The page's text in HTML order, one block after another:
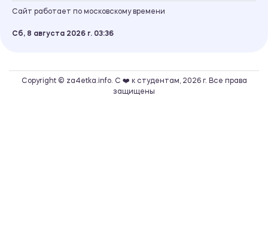
Сайт работает по московскому времени
Сб, 8 августа 2026 г. 03 36
Copyright © za4etka.info. С ❤️ к студентам, 2026 г. Все права
защищены